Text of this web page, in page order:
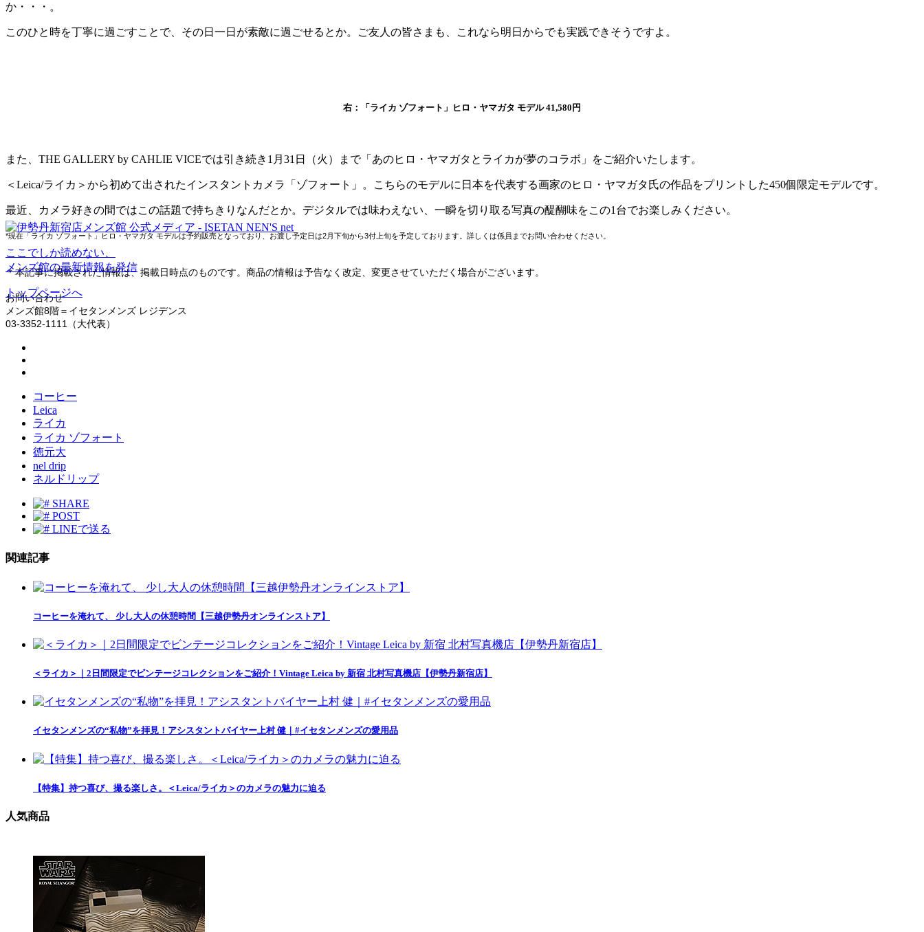
か・・・。
このひと時を丁寧に過ごすことで、その日一日が素敵に過ごせるとか。ご友人の皆さまも、これなら明日からでも実践できそうですよ。
右：「ライカ ゾフォート」ヒロ・ヤマガタ モデル 41,580円
また、THE GALLERY by CAHLIE VICEでは引き続き1月31日（火）まで「あのヒロ・ヤマガタとライカが夢のコラボ」をご紹介いたします。
＜Leica/ライカ＞から初めて出されたインスタントカメラ「ゾフォート」。こちらのモデルに日本を代表する画家のヒロ・ヤマガタ氏の作品をプリントした450個限定モデルです。
最近、カメラ好きの間ではこの話題で持ちきりなんだとか。デジタルでは味わえない、一瞬を切り取る写真の醍醐味をこの1台でお楽しみください。
*現在「ライカ ゾフォート」ヒロ・ヤマガタ モデルは予約販売となっており、お渡し予定日は2月下旬から3付上旬を予定しております。詳しくは係員までお問い合わせください。
＊本記事に掲載された情報は、掲載日時点のものです。商品の情報は予告なく改定、変更させていただく場合がございます。
お問い合わせ
メンズ館8階＝イセタンメンズ レジデンス
03-3352-1111（大代表）
コーヒー
Leica
ライカ
ライカ ゾフォート
徳元大
nel drip
ネルドリップ
SHARE
POST
LINEで送る
関連記事
コーヒーを淹れて、 少し大人の休憩時間【三越伊勢丹オンラインストア】
＜ライカ＞｜2日間限定でビンテージコレクションをご紹介！Vintage Leica by 新宿 北村写真機店【伊勢丹新宿店】
イセタンメンズの“私物”を拝見！アシスタントバイヤー上村 健｜#イセタンメンズの愛用品
【特集】持つ喜び、撮る楽しさ。＜Leica/ライカ＞のカメラの魅力に迫る
人気商品
ここでしか読めない、
メンズ館の最新情報を発信
トップページへ